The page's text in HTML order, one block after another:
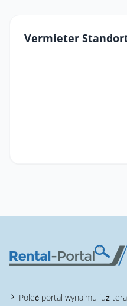
Vermieter
Poleć portal wynajmu już